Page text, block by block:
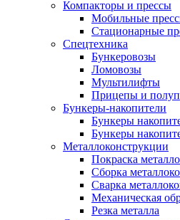
Компакторы и прессы
Мобильные
Стационарные
Спецтехника
Бункеровозы
Ломовозы
Мультилифты
Прицепы и
Бункеры-накопители
Бункеры
Бункеры
Металлоконструкции
Покраска
Сборка
Сварка
Механическая
Резка металла